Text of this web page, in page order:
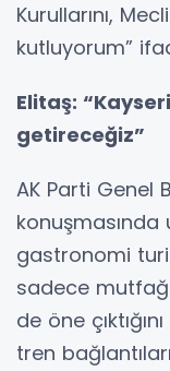
Kurullarını,
kutluyorum”
Elitaş:
getireceğiz”
AK Parti Genel
konuşmasında
gastronomi
sadece
de öne
tren